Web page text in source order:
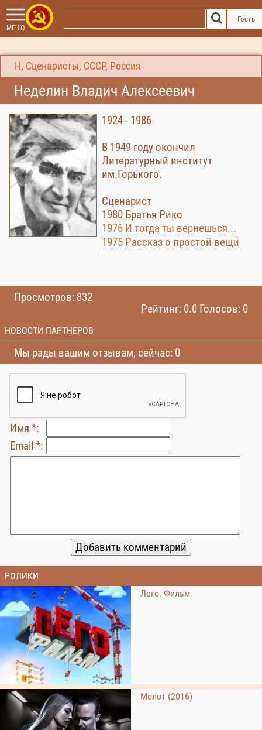
МЕНЮ
Гость
Н , Сценаристы, СССР, Россия
Неделин Владич Алексеевич
1924 - 1986
В 1949 году окончил
Литературный институт
им.Горького.
Сценарист
1980 Братья Рико
1976 И тогда ты вернешься...
1975 Рассказ о простой вещи
Просмотров: 832
Рейтинг: 0.0 Голосов: 0
НОВОСТИ ПАРТНЕРОВ
Мы рады вашим отзывам, сейчас: 0
Имя *:
Email *:
РОЛИКИ
Лего. Фильм
Молот (2016)